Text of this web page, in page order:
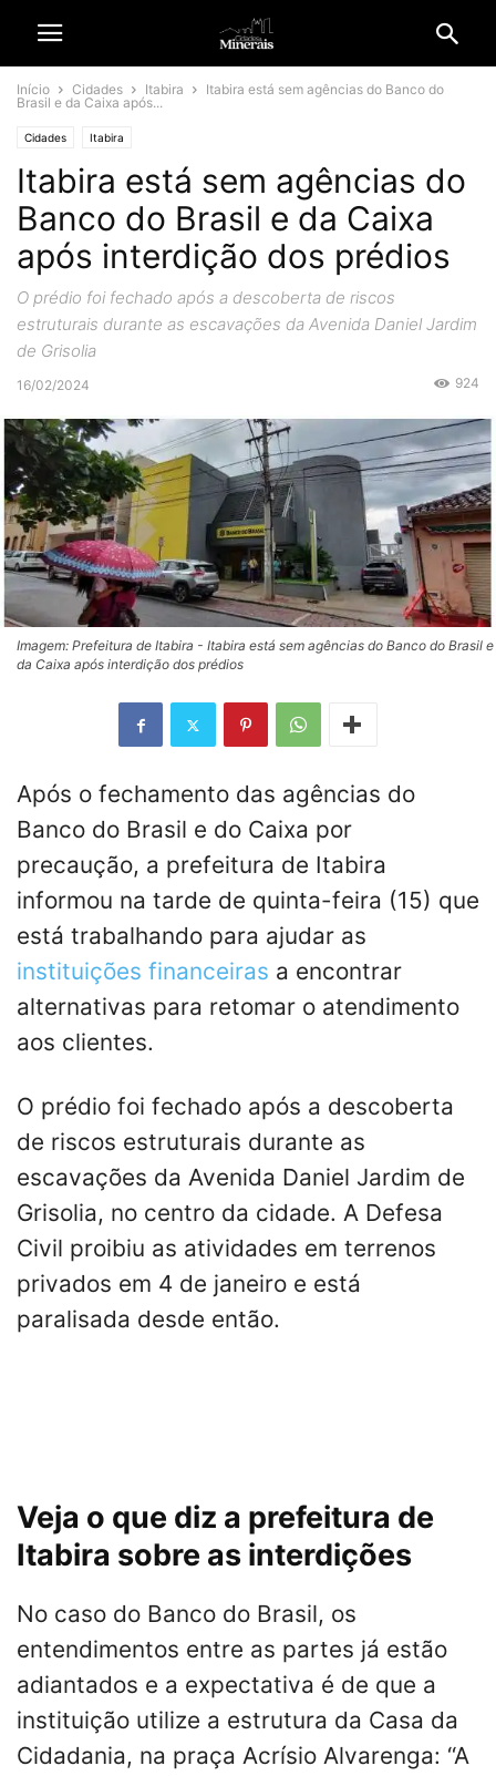
Início Cidades Itabira
Itabira está sem agências do Banco do
Brasil e da Caixa após...
Cidades Itabira
Itabira está sem agências do
Banco do Brasil e da Caixa
após interdição dos prédios
O prédio foi fechado após a descoberta de riscos
estruturais durante as escavações da Avenida Daniel Jardim
de Grisolia
16/02/2024 924
Imagem: Prefeitura de Itabira - Itabira está sem agências do Banco do Brasil e
da Caixa após interdição dos prédios
Após o fechamento das agências do
Banco do Brasil e do Caixa por
precaução, a prefeitura de Itabira
informou na tarde de quinta-feira (15) que
está trabalhando para ajudar as
instituições financeiras a encontrar
alternativas para retomar o atendimento
aos clientes.
O prédio foi fechado após a descoberta
de riscos estruturais durante as
escavações da Avenida Daniel Jardim de
Grisolia, no centro da cidade. A Defesa
Civil proibiu as atividades em terrenos
privados em 4 de janeiro e está
paralisada desde então.
Veja o que diz a prefeitura de
Itabira sobre as interdições
No caso do Banco do Brasil, os
entendimentos entre as partes já estão
adiantados e a expectativa é de que a
instituição utilize a estrutura da Casa da
Cidadania, na praça Acrísio Alvarenga: ‘‘A